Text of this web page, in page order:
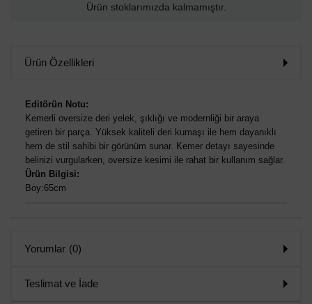
Ürün stoklarımızda kalmamıştır.
Ürün Özellikleri
Editörün Notu:
Kemerli oversize deri yelek, şıklığı ve modernliği bir araya
getiren bir parça. Yüksek kaliteli deri kumaşı ile hem dayanıklı
hem de stil sahibi bir görünüm sunar. Kemer detayı sayesinde
belinizi vurgularken, oversize kesimi ile rahat bir kullanım sağlar.
Ürün Bilgisi:
Boy:65cm
Yorumlar (0)
Teslimat ve İade